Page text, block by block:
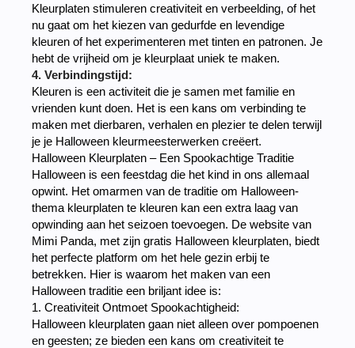
Kleurplaten stimuleren creativiteit en verbeelding, of het
nu gaat om het kiezen van gedurfde en levendige
kleuren of het experimenteren met tinten en patronen. Je
hebt de vrijheid om je kleurplaat uniek te maken.
4. Verbindingstijd:
Kleuren is een activiteit die je samen met familie en
vrienden kunt doen. Het is een kans om verbinding te
maken met dierbaren, verhalen en plezier te delen terwijl
je je Halloween kleurmeesterwerken creëert.
Halloween Kleurplaten – Een Spookachtige Traditie
Halloween is een feestdag die het kind in ons allemaal
opwint. Het omarmen van de traditie om Halloween-
thema kleurplaten te kleuren kan een extra laag van
opwinding aan het seizoen toevoegen. De website van
Mimi Panda, met zijn gratis Halloween kleurplaten, biedt
het perfecte platform om het hele gezin erbij te
betrekken. Hier is waarom het maken van een
Halloween traditie een briljant idee is:
1. Creativiteit Ontmoet Spookachtigheid:
Halloween kleurplaten gaan niet alleen over pompoenen
en geesten; ze bieden een kans om creativiteit te